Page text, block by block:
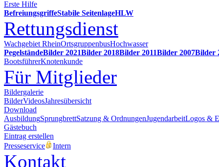
Erste Hilfe
BefreiungsgriffeStabile SeitenlageHLW
Rettungsdienst
Wachgebiet RheinOrtsgruppenbusHochwasser
PegelständeBilder 2021Bilder 2018Bilder 2011Bilder 2007Bilder
BootsführerKnotenkunde
Für Mitglieder
Bildergalerie
BilderVideosJahresübersicht
Download
AusbildungSprungbrettSatzung & OrdnungenJugendarbeitLogos &
Gästebuch
Eintrag erstellen
Presseservice
Intern
Kontakt